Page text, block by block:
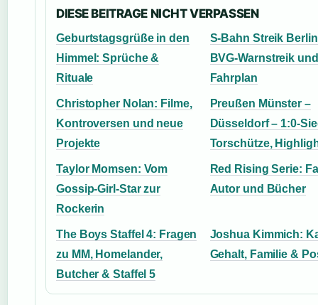
DIESE BEITRAGE NICHT VERPASSEN
Geburtstagsgrüße in den
Himmel: Sprüche &
Rituale
S-Bahn Streik
BVG-Warnstreik und
Fahrplan
Christopher Nolan: Filme,
Kontroversen und neue
Projekte
Preußen Münster –
Düsseldorf – 1:0-
Torschütze,
Taylor Momsen: Vom
Gossip-Girl-Star zur
Rockerin
Red Rising Serie:
Autor und Bücher
The Boys Staffel 4: Fragen
zu MM, Homelander,
Butcher & Staffel 5
Joshua Kimmich:
Gehalt, Familie &